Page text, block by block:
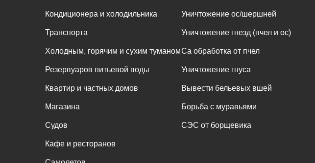
Кондиционера и холодильника
Транспорта
Холодным, горячим и сухим туманом
Резервуаров питьевой воды
Квартир и частных домов
Магазина
Судов
Кафе и ресторанов
Уничтожение ос/шершней
Уничтожение гнезд (пчел и ос)
Са обработка от пчел
Уничтожение гнуса
Вывести бельевых вшей
Борьба с муравьями
СЭС от борщевика